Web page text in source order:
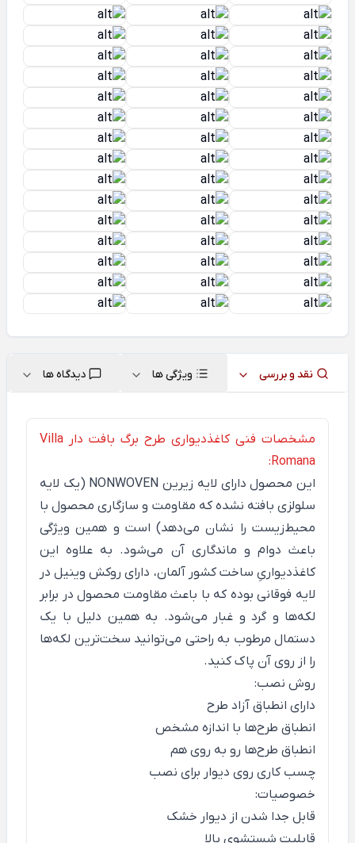
نقد و بررسی ویژگی ها دیدگاه ها
مشخصات فنی کاغذدیواری طرح برگ بافت دار Villa
Romana:
این محصول دارای لایه زیرین NONWOVEN (یک لایه
سلولزی بافته نشده که مقاومت و سازگاری محصول با
محیط‌زیست را نشان می‌دهد) است و همین ویژگی
باعث دوام و ماندگاری آن می‌شود. به علاوه این
کاغذدیواریِ ساخت کشور آلمان، دارای روکش وینیل در
لایه فوقانی بوده که با باعث مقاومت محصول در برابر
لکه‌ها و گرد و غبار می‌شود. به همین دلیل با یک
دستمال مرطوب به راحتی می‌توانید سخت‌ترین لکه‌ها
را از روی آن پاک کنید.
روش نصب:
دارای انطباق آزاد طرح
انطباق طرح‌ها با اندازه مشخص
انطباق طرح‌ها رو به روی هم
چسب کاری روی دیوار برای نصب
خصوصیات:
قابل جدا شدن از دیوار خشک
قابلیت شستشوی بالا